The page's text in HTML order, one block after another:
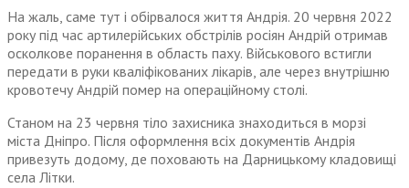
На жаль, саме тут і обірвалося життя Андрія. 20 червня 2022
року під час артилерійських обстрілів росіян Андрій отримав
осколкове поранення в область паху. Військового встигли
передати в руки кваліфікованих лікарів, але через внутрішню
кровотечу Андрій помер на операційному столі.
Станом на 23 червня тіло захисника знаходиться в морзі
міста Дніпро. Після оформлення всіх документів Андрія
привезуть додому, де поховають на Дарницькому кладовищі
села Літки.